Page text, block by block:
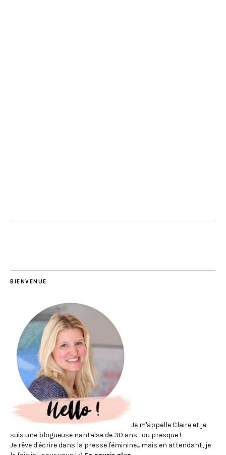
BIENVENUE
Je m'appelle Claire et je
suis une blogueuse nantaise de 30 ans... ou presque !
Je rêve d'écrire dans la presse féminine... mais en attendant, je